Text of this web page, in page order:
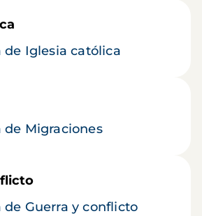
de Iglesia católica
de Migraciones
de Guerra y conflicto